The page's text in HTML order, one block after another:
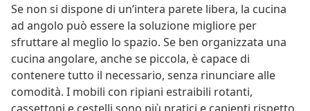
Se non si dispone di un’intera parete libera, la cucina
ad angolo può essere la soluzione migliore per
sfruttare al meglio lo spazio. Se ben organizzata una
cucina angolare, anche se piccola, è capace di
contenere tutto il necessario, senza rinunciare alle
comodità. I mobili con ripiani estraibili rotanti,
cassettoni e cestelli sono più pratici e capienti rispetto